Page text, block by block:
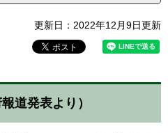
更新日：2022年12月9日更新
道発表より）